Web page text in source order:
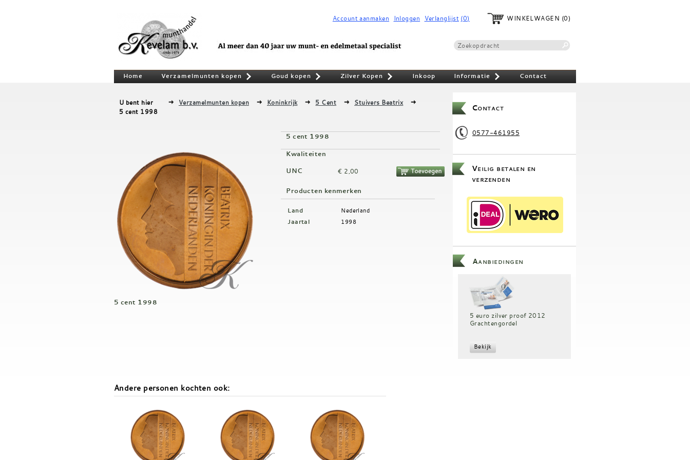
Account aanmaken Inloggen Verlanglijst (0) WINKELWAGEN (0)
Home Verzamelmunten kopen Goud kopen Zilver Kopen Inkoop Informatie Contact
U bent hier Verzamelmunten kopen Koninkrijk 5 Cent
Stuivers Beatrix
5 cent 1998
5 cent 1998
5 cent 1998
Kwaliteiten
UNC
€ 2,00
Producten kenmerken
Land Nederland
Jaartal 1998
Contact
0577-461955
Veilig betalen en
verzenden
Aanbiedingen
5 euro zilver proof 2012
Grachtengordel
Andere personen kochten ook: